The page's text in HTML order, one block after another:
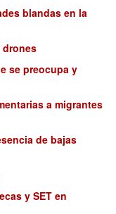
blandas en la
drones
se preocupa y
a migrantes
de bajas
y SET en